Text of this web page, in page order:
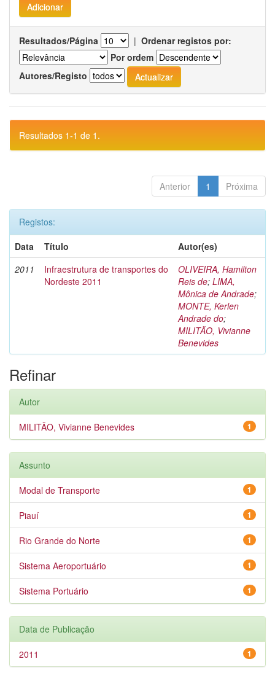
Resultados/Página | Ordenar registos por:
Por ordem
Autores/Registo
Resultados 1-1 de 1.
Anterior 1 Próxima
Registos:
Data
Título
Autor(es)
2011
Infraestrutura de transportes do
Nordeste 2011
OLIVEIRA, Hamilton
Reis de; LIMA,
Mônica de Andrade;
MONTE, Kerlen
Andrade do;
MILITÃO, Vivianne
Benevides
Refinar
Autor
1
MILITÃO, Vivianne Benevides
Assunto
1
Modal de Transporte
1
Piauí
1
Rio Grande do Norte
1
Sistema Aeroportuário
1
Sistema Portuário
Data de Publicação
1
2011